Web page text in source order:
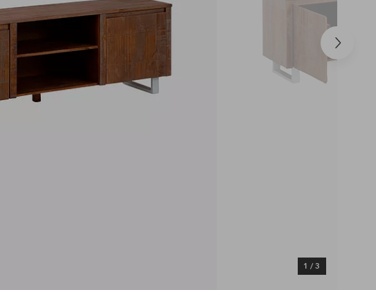
Neste
produkt
1 / 3